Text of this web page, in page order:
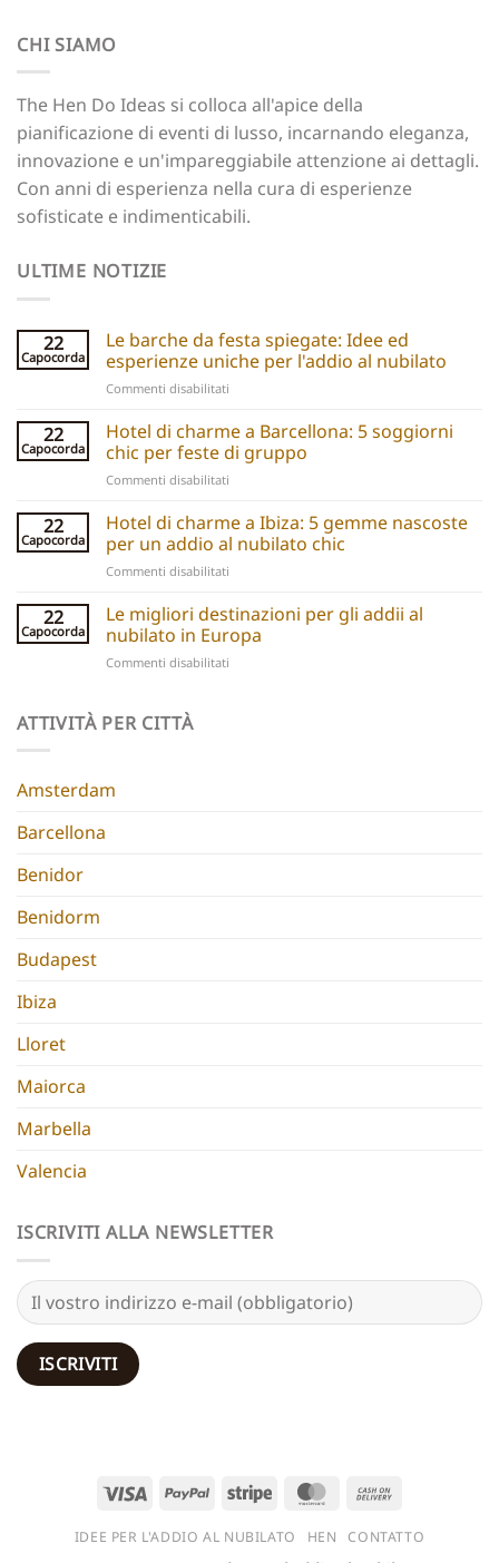
CHI SIAMO
The Hen Do Ideas si colloca all'apice della
pianificazione di eventi di lusso, incarnando eleganza,
innovazione e un'impareggiabile attenzione ai dettagli.
Con anni di esperienza nella cura di esperienze
sofisticate e indimenticabili.
ULTIME NOTIZIE
22
Capocorda
Le barche da festa spiegate: Idee ed
esperienze uniche per l'addio al nubilato
Commenti disabilitati
boats
explained:
Unique
ideas
and
22
Capocorda
Hotel di charme a Barcellona: 5 soggiorni
chic per feste di gruppo
Commenti disabilitati
Boutique
Hotels:
5
for
Group
Parties
22
Capocorda
Hotel di charme a Ibiza: 5 gemme nascoste
per un addio al nubilato chic
Commenti disabilitati
Boutique
Hotels:
5
22
Capocorda
Le migliori destinazioni per gli addii al
nubilato in Europa
Commenti disabilitati
ATTIVITÀ PER CITTÀ
Amsterdam
Barcellona
Benidor
Benidorm
Budapest
Ibiza
Lloret
Maiorca
Marbella
Valencia
ISCRIVITI ALLA NEWSLETTER
Visto PayPal Striscia MasterCard
consegna
IDEE PER L'ADDIO AL NUBILATO HEN CONTATTO